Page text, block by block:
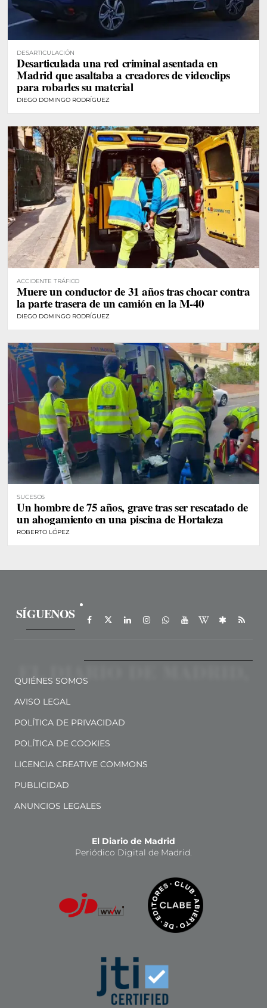
DESARTICULACIÓN
Desarticulada una red criminal asentada en
Madrid que asaltaba a creadores de videoclips
para robarles su material
DIEGO DOMINGO RODRÍGUEZ
ACCIDENTE TRÁFICO
Muere un conductor de 31 años tras chocar contra
la parte trasera de un camión en la M-40
DIEGO DOMINGO RODRÍGUEZ
SUCESOS
Un hombre de 75 años, grave tras ser rescatado de
un ahogamiento en una piscina de Hortaleza
ROBERTO LÓPEZ
SÍGUENOS
QUIÉNES SOMOS
AVISO LEGAL
POLÍTICA DE PRIVACIDAD
POLÍTICA DE COOKIES
LICENCIA CREATIVE COMMONS
PUBLICIDAD
ANUNCIOS LEGALES
El Diario de Madrid
Periódico Digital de Madrid.